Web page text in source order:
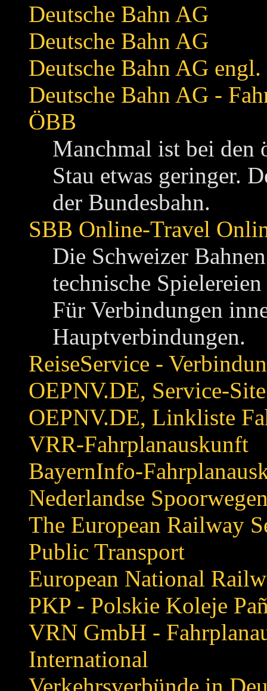
Deutsche Bahn AG
Deutsche Bahn AG
Deutsche Bahn AG engl.
Deutsche Bahn AG -
ÖBB
Manchmal ist bei den
Stau etwas geringer.
der Bundesbahn.
SBB Online-Travel
Die Schweizer
technische
Für Verbindungen
Hauptverbindungen.
ReiseService -
OEPNV.DE, Service-Site
OEPNV.DE, Linkliste
VRR-Fahrplanauskunft
BayernInfo-
Nederlandse
The European Railway
Public Transport
European National
PKP - Polskie Koleje
VRN GmbH -
International
Verkehrsverbünde in